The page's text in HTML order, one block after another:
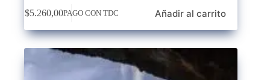
$5.260,00PAGO CON TDC Añadir al carrito